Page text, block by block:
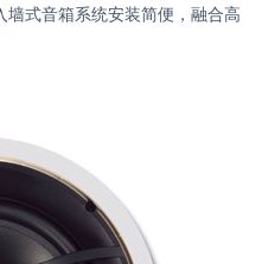
式音箱系统安装简便，融合高